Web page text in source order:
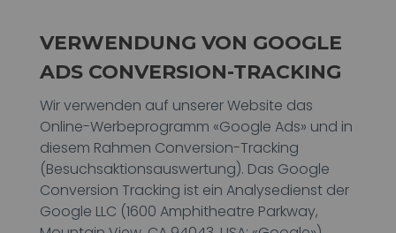
VERWENDUNG VON GOOGLE
ADS CONVERSION-TRACKING
Wir verwenden auf unserer Website das
Online-Werbeprogramm «Google Ads» und in
diesem Rahmen Conversion-Tracking
(Besuchsaktionsauswertung). Das Google
Conversion Tracking ist ein Analysedienst der
Google LLC (1600 Amphitheatre Parkway,